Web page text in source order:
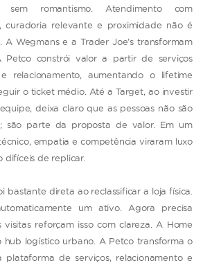
romantismo. Atendimento com
curadoria relevante e proximidade não é
A Wegmans e a Trader Joe’s transformam
Petco constrói valor a partir de serviços
relacionamento, aumentando o lifetime
o ticket médio. Até a Target, ao investir
deixa claro que as pessoas não são
são parte da proposta de valor. Em um
empatia e competência viraram luxo
difíceis de replicar.
bastante direta ao reclassificar a loja física.
um ativo. Agora precisa
reforçam isso com clareza. A Home
hub logístico urbano. A Petco transforma o
plataforma de serviços, relacionamento e